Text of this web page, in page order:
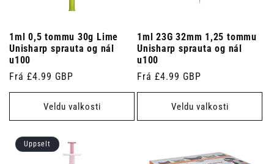
1ml 0,5 tommu 30g Lime
Unisharp sprauta og nál
u100
Venjulegt
verð
Frá £4.99 GBP
Veldu valkosti
1ml 23G 32mm 1,25 tommu
Unisharp sprauta og nál
u100
Venjulegt
verð
Frá £4.99 GBP
Veldu valkosti
Uppselt